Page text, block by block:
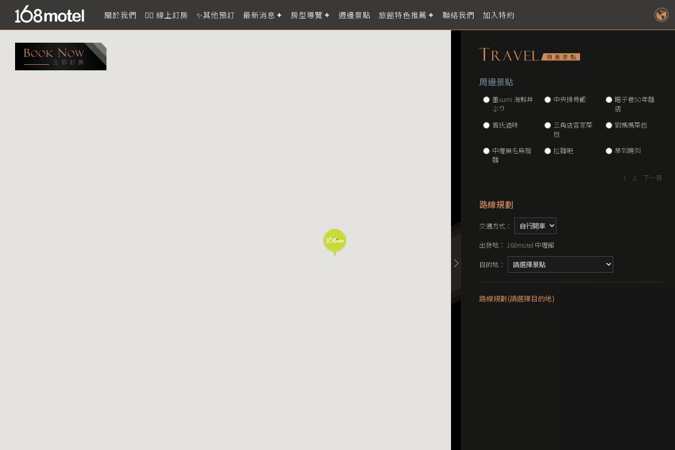
關於我們 👉🏻 線上訂房 ✨其他預訂 最新消息 房型導覽 週邊景點 旅館特色推薦 聯絡我們 加入特約
周邊景點
墨sumi 海鮮丼
ぶり
中央排骨飯
瞎子巷50年麵
店
曾氏滷味
三角店客家菜
包
劉媽媽菜包
中壢無名烏龍
麵
拉麵吧 早到晚到
1 2 下一頁
路線規劃
交通方式：
出發地： 168motel 中壢館
目的地：
路線規劃(請選擇目的地)